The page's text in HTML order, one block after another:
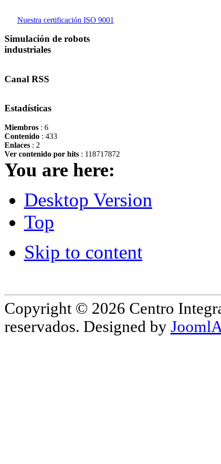
Nuestra certificación ISO 9001
Simulación de robots
industriales
Canal RSS
Estadísticas
Miembros: 6
Contenido: 433
Enlaces: 2
Ver contenido por hits: 118717872
You are here:
Desktop Version
Top
Skip to content
Copyright © 2026 Centro
reservados. Designed by